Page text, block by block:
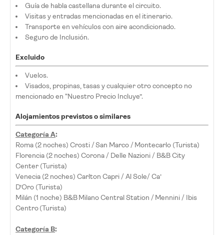
Guía de habla castellana durante el circuito.
Visitas y entradas mencionadas en el itinerario.
Transporte en vehículos con aire acondicionado.
Seguro de Inclusión.
Excluido
Vuelos.
Visados, propinas, tasas y cualquier otro concepto no
mencionado en “Nuestro Precio Incluye”.
Alojamientos previstos o similares
Categoría A:
Roma (2 noches) Crosti / San Marco / Montecarlo (Turista)
Florencia (2 noches) Corona / Delle Nazioni / B&B City
Center (Turista)
Venecia (2 noches) Carlton Capri / Al Sole/ Ca’
D’Oro (Turista)
Milán (1 noche) B&B Milano Central Station / Mennini / Ibis
Centro (Turista)
Categoría B: